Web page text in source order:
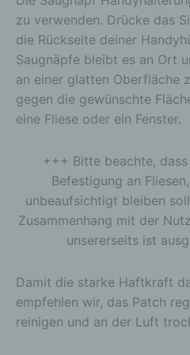
zu verwenden. Drücke das
die Rückseite deiner
Saugnäpfe bleibt es an Ort
an einer glatten Oberfläche
gegen die gewünschte
eine Fliese oder ein Fenster.
+++ Bitte beachte,
Befestigung an
unbeaufsichtigt bleiben
Zusammenhang mit der
unsererseits ist
Damit die starke Haftkraft
empfehlen wir, das Patch
reinigen und an der Luft
wie das Erheben, das
das Ordnen, die
Veränderung, das
Verwendung, die
Verbreitung oder eine
Bereitstellung, den
die Einschränkung, das
Vernichtung.
Einschränkung der
gespeicherter
Ziel, ihre künftige
e) Profiling
Profiling ist jede Art der
verwendet werden, um
Aspekte, die sich auf eine
beziehen, zu bewerten,